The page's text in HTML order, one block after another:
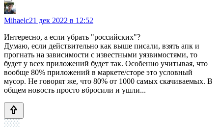
Mihaelc21 дек 2022 в 12:52
Интересно, а если убрать "российских"?
Думаю, если действительно как выше писали, взять апк и
прогнать на зависимости с известными уязвимостями, то
будет у всех приложений будет так. Особенно учитывая, что
вообще 80% приложений в маркете/сторе это условный
мусор. Не говорят же, что 80% от 1000 самых скачиваемых. В
общем новость просто вбросили и ушли...